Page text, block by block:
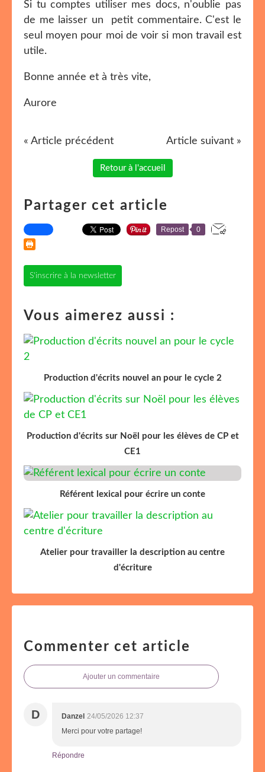
Si tu comptes utiliser mes docs, n'oublie pas
de me laisser un petit commentaire. C'est le
seul moyen pour moi de voir si mon travail est
utile.
Bonne année et à très vite,
Aurore
« Article précédent Article suivant »
Retour à l'accueil
Partager cet article
Repost 0
S'inscrire à la newsletter
Vous aimerez aussi :
Production d'écrits nouvel an pour le cycle 2
Production d'écrits sur Noël pour les élèves de CP et
CE1
Référent lexical pour écrire un conte
Atelier pour travailler la description au centre
d'écriture
Commenter cet article
Ajouter un commentaire
D Danzel 24/05/2026 12:37
Merci pour votre partage!
Répondre